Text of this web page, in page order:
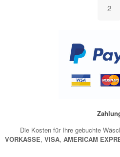
2
Die Kosten für Ihre gebuchte
VORKASSE, VISA, AMERICAM